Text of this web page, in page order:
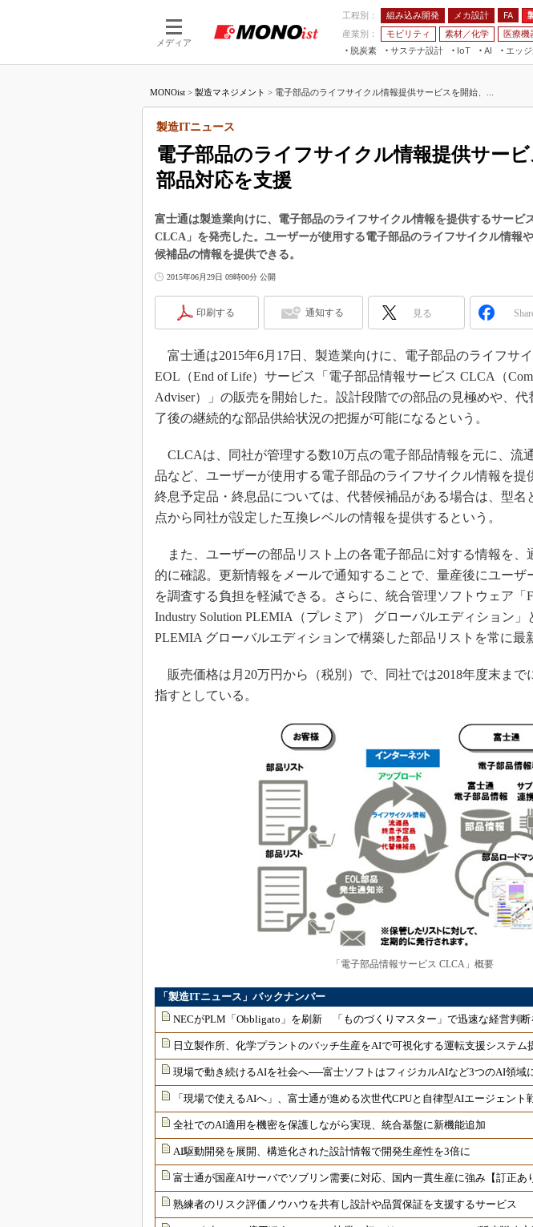
メディア
工程別： 組み込み開発 メカ設計 FA
産業別：
モビリティ 素材／化学 医療機
脱炭素
サステナ設計
IoT
つながる工場
AI
AI×設備保全
エッ
JIMTOF
IIFES
TECHNO-FRONTIER
EdgeTech+
日本ものづくりワールド
AUTOMOTIVE WORLD
産業オープンネット展
つながるクルマ
フィールドサ
組み込み画像
組み込みモデ
ISO26262
3Dプリンタ
デジタルツイ
イノベーショ
製造業ビッグ
メイドインジ
知財マネジメ
グローバル設
制御セキュリ
MONOist > 製造マネジメント > 電子部品のライフサイクル情報提供サービスを開始、...
電子部品のライフサイクル情報提供サー
部品対応を支援
製造ITニュース
富士通は製造業向けに、電子部品のライフサイクル情報を提供するサービ
CLCA」を発売した。ユーザーが使用する電子部品のライフサイクル情報
候補品の情報を提供できる。
2015年06月29日 09時00分 公開
印刷する 通知する 見る
富士通は2015年6月17日、製造業向けに、電子部品のライフサ
EOL（End of Life）サービス「電子部品情報サービス CLCA（
Adviser）」の販売を開始した。設計段階での部品の見極めや、
了後の継続的な部品供給状況の把握が可能になるという。
CLCAは、同社が管理する数10万点の電子部品情報を元に、流
品など、ユーザーが使用する電子部品のライフサイクル情報を提
終息予定品・終息品については、代替候補品がある場合は、型名
点から同社が設定した互換レベルの情報を提供するという。
また、ユーザーの部品リスト上の各電子部品に対する情報を、
的に確認。更新情報をメールで通知することで、量産後にユーザ
を調査する負担を軽減できる。さらに、統合管理ソフトウェア「
Industry Solution PLEMIA（プレミア） グローバルエディション」
PLEMIA グローバルエディションで構築した部品リストを常に最
販売価格は月20万円から（税別）で、同社では2018年度末まで
指すとしている。
「電子部品情報サービス CLCA」概要
「製造ITニュース」バックナンバー
NECがPLM「Obbligato」を刷新 「ものづくりマスター」で迅速な経営判断
日立製作所、化学プラントのバッチ生産をAIで可視化する運転支援システム
現場で動き続けるAIを社会へ──富士ソフトはフィジカルAIなど3つのAI領域
「現場で使えるAIへ」、富士通が進める次世代CPUと自律型AIエージェント
全社でのAI適用を機密を保護しながら実現、統合基盤に新機能追加
AI駆動開発を展開、構造化された設計情報で開発生産性を3倍に
富士通が国産AIサーバでソブリン需要に対応、国内一貫生産に強み【訂正あ
熟練者のリスク評価ノウハウを共有し設計や品質保証を支援するサービス